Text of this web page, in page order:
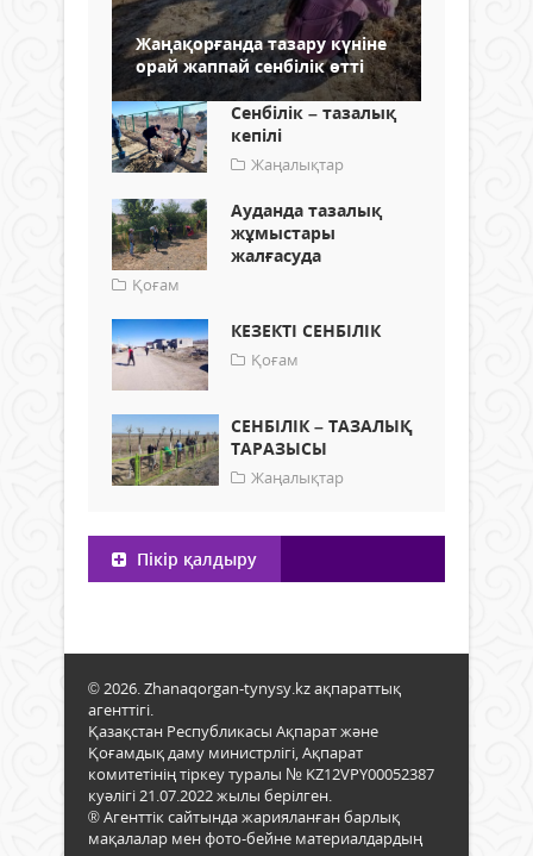
Жаңақорғанда тазару күніне
орай жаппай сенбілік өтті
Сенбілік – тазалық
кепілі
Жаңалықтар
Ауданда тазалық
жұмыстары
жалғасуда
Қоғам
КЕЗЕКТІ СЕНБІЛІК
Қоғам
СЕНБІЛІК – ТАЗАЛЫҚ
ТАРАЗЫСЫ
Жаңалықтар
Пікір қалдыру
© 2026. Zhanaqorgan-tynysy.kz ақпараттық
агенттігі.
Қазақстан Республикасы Ақпарат және
Қоғамдық даму министрлігі, Ақпарат
комитетінің тіркеу туралы № KZ12VPY00052387
куәлігі 21.07.2022 жылы берілген.
® Агенттік сайтында жарияланған барлық
мақалалар мен фото-бейне материалдардың